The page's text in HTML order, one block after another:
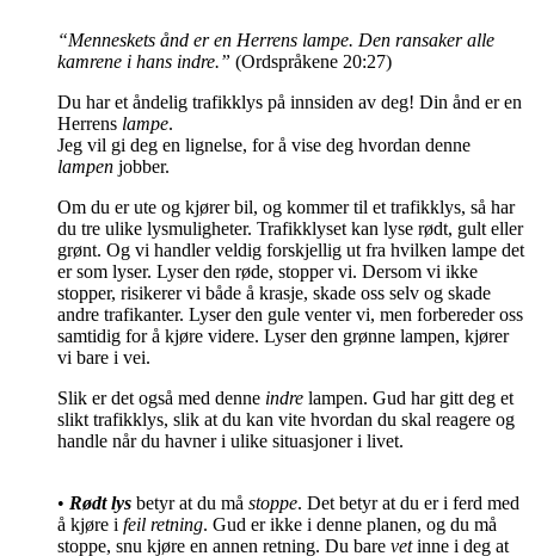
“Menneskets ånd er en Herrens lampe. Den ransaker alle
kamrene i hans indre.” (Ordspråkene 20:27)
Du har et åndelig trafikklys på innsiden av deg! Din ånd er en
Herrens lampe.
Jeg vil gi deg en lignelse, for å vise deg hvordan denne
lampen jobber.
Om du er ute og kjører bil, og kommer til et trafikklys, så har
du tre ulike lysmuligheter. Trafikklyset kan lyse rødt, gult eller
grønt. Og vi handler veldig forskjellig ut fra hvilken lampe det
er som lyser. Lyser den røde, stopper vi. Dersom vi ikke
stopper, risikerer vi både å krasje, skade oss selv og skade
andre trafikanter. Lyser den gule venter vi, men forbereder oss
samtidig for å kjøre videre. Lyser den grønne lampen, kjører
vi bare i vei.
Slik er det også med denne indre lampen. Gud har gitt deg et
slikt trafikklys, slik at du kan vite hvordan du skal reagere og
handle når du havner i ulike situasjoner i livet.
• Rødt lys betyr at du må stoppe. Det betyr at du er i ferd med
å kjøre i feil retning. Gud er ikke i denne planen, og du må
stoppe, snu kjøre en annen retning. Du bare vetinne i deg at